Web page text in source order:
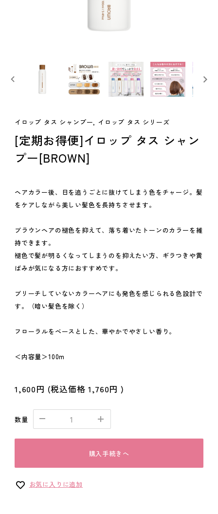
イロップ タス シャンプー, イロップ タス シリーズ
[定期お得便]イロップ タス シャン
プー[BROWN]
ヘアカラー後、日を追うごとに抜けてしまう色をチャージ。髪
をケアしながら美しい髪色を長持ちさせます。
ブラウンヘアの褪色を抑えて、落ち着いたトーンのカラーを維
持できます。
褪色で髪が明るくなってしまうのを抑えたい方、ギラつきや黄
ばみが気になる方におすすめです。
ブリーチしていないカラーヘアにも発色を感じられる色設計で
す。（暗い髪色を除く）
フローラルをベースとした、華やかでやさしい香り。
＜内容量＞100m
1,600円 (税込価格1,760円 )
数量
購入手続きへ
お気に入りに追加